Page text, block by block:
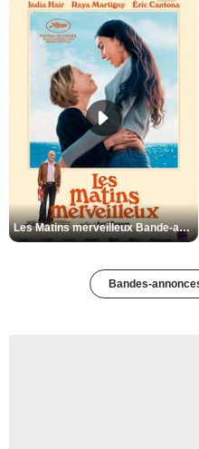
Les Matins merveilleux Bande-annonce VF
Bandes-